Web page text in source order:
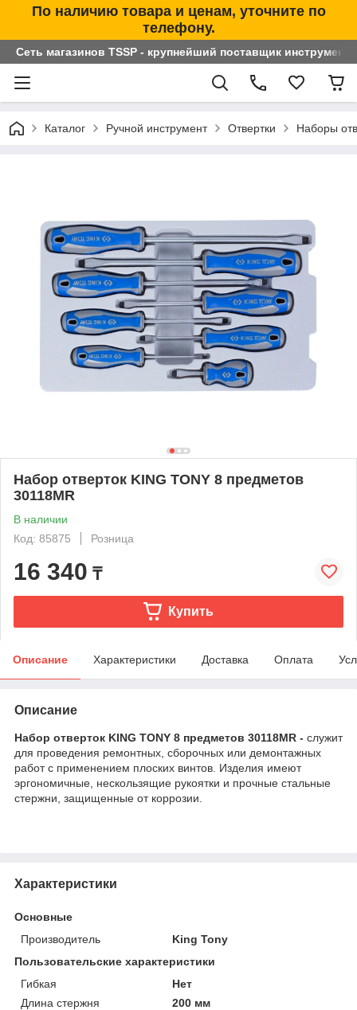
По наличию товара и ценам, уточните по
телефону.
Сеть магазинов TSSP - крупнейший поставщик
Каталог Ручной инструмент Отвертки Наборы
Набор отверток KING TONY 8 предметов
30118MR
В наличии
Код: 85875
Розница
16 340 ₸
Купить
Описание Характеристики Доставка Оплата
Описание
Набор отверток KING TONY 8 предметов 30118MR - служит
для проведения ремонтных, сборочных или демонтажных
работ с применением плоских винтов. Изделия имеют
эргономичные, нескользящие рукоятки и прочные стальные
стержни, защищенные от коррозии.
Характеристики
Основные
Производитель
King Tony
Пользовательские характеристики
Гибкая
Нет
Длина стержня
200 мм